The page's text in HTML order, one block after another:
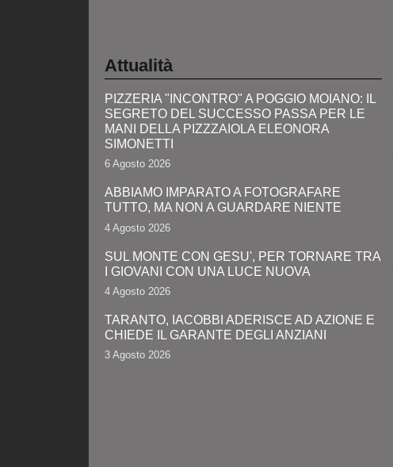
Attualità
PIZZERIA "INCONTRO" A POGGIO MOIANO: IL
SEGRETO DEL SUCCESSO PASSA PER LE
MANI DELLA PIZZZAIOLA ELEONORA
SIMONETTI
6 Agosto 2026
ABBIAMO IMPARATO A FOTOGRAFARE
TUTTO, MA NON A GUARDARE NIENTE
4 Agosto 2026
SUL MONTE CON GESU', PER TORNARE TRA
I GIOVANI CON UNA LUCE NUOVA
4 Agosto 2026
TARANTO, IACOBBI ADERISCE AD AZIONE E
CHIEDE IL GARANTE DEGLI ANZIANI
3 Agosto 2026